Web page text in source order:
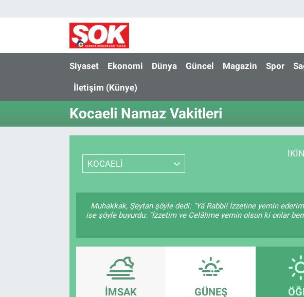
Siyaset Ekonomi Dünya Güncel Magazin Spor
İletişim (Künye)
Kocaeli Namaz Vakitleri
KOCAELİ
Muhakkak, Şeytan şöyle dedi: "Yâ Rabbi! İzzetine yemin
ise şöyle buyurdu: "İzzetim ve Celâlime yemin olsun ki onlar
İMSAK GÜNEŞ
Nöbetçi Eczaneler
Hava Durumu
İstanbul Namaz Vakitleri
Trafik Durumu
Tüm Manşetler